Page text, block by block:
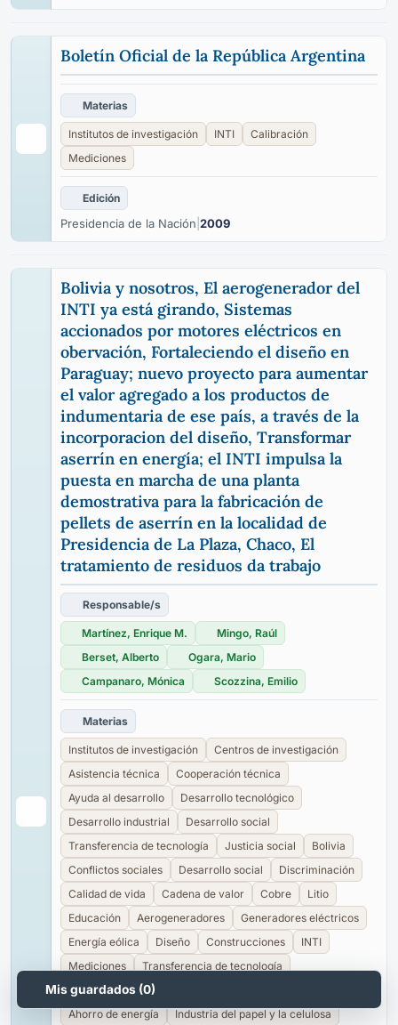
Boletín Oficial de la República Argentina
Materias
Institutos de investigación INTI
Calibración
Mediciones
Edición
Presidencia de la Nación 2009
Bolivia y nosotros, El aerogenerador del
INTI ya está girando, Sistemas
accionados por motores eléctricos en
obervación, Fortaleciendo el diseño en
Paraguay; nuevo proyecto para aumentar
el valor agregado a los productos de
indumentaria de ese país, a través de la
incorporacion del diseño, Transformar
aserrín en energía; el INTI impulsa la
puesta en marcha de una planta
demostrativa para la fabricación de
pellets de aserrín en la localidad de
Presidencia de La Plaza, Chaco, El
tratamiento de residuos da trabajo
Responsable/s
Martínez, Enrique M.
Mingo, Raúl
Berset, Alberto
Ogara, Mario
Campanaro, Mónica
Scozzina, Emilio
Materias
Institutos de investigación
Centros de investigación
Asistencia técnica
Cooperación técnica
Ayuda al desarrollo
Desarrollo tecnológico
Desarrollo industrial
Desarrollo social
Transferencia de tecnología
Justicia social
Bolivia
Conflictos sociales
Desarrollo social
Discriminación
Calidad de vida
Cadena de valor Cobre
Litio
Educación
Aerogeneradores
Generadores eléctricos
Energía eólica
Diseño Construcciones
INTI
Mediciones
Transferencia de tecnología
Eficiencia energética
Ahorro de energía
Industria del papel y la celulosa
Mis guardados (0)